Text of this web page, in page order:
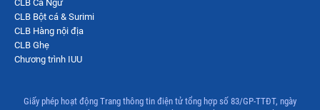
Thị trường Philippines
Thị trường Tây Ban Nha
Thị trường thủy sản khác
CLB Cá Ngừ
CLB Bột cá & Surimi
CLB Hàng nội địa
CLB Ghẹ
Chương trình IUU
Giấy phép hoạt động Trang thông tin điện tử tổng hợp số 83/GP-TTĐT, ngày